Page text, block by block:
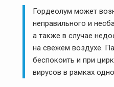
Гордеолум может
неправильного и
а также в случае
на свежем воздухе.
беспокоить и при
вирусов в рамках